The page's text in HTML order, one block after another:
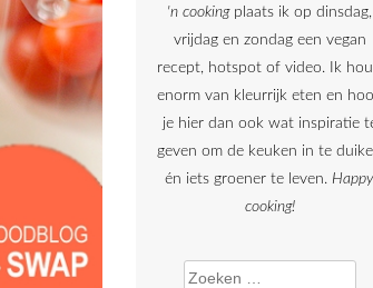
'n cookingplaats ik op dinsdag,
vrijdag en zondag een vegan
recept, hotspot of video. Ik
enorm van kleurrijk eten en
je hier dan ook wat inspiratie
geven om de keuken in te
én iets groener te leven. Happy
cooking!
Zoeken naar: